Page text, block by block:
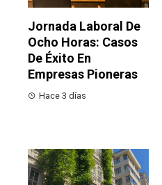
Jornada Laboral De
Ocho Horas: Casos
De Éxito En
Empresas Pioneras
Hace 3 días